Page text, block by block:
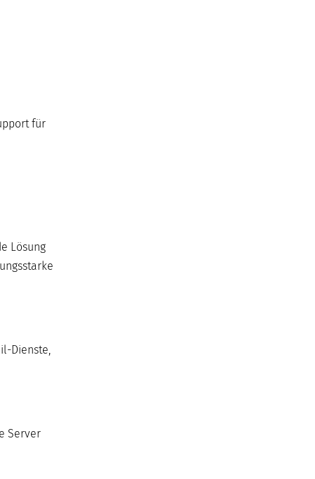
für
Lösung
Dienste,
Server